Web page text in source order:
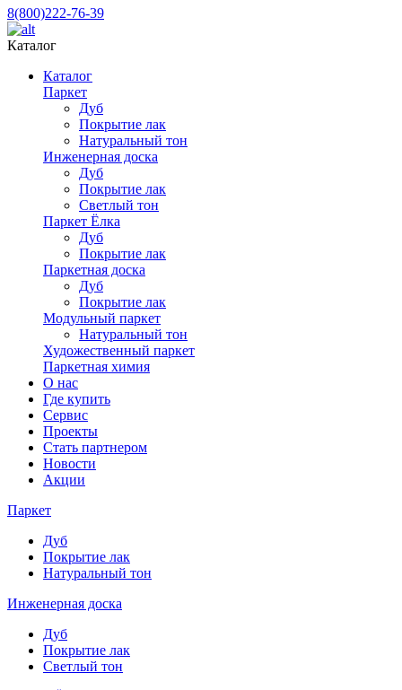
8(800)222-76-39
Каталог
Каталог
Паркет
Дуб
Покрытие лак
Натуральный тон
Инженерная доска
Дуб
Покрытие лак
Светлый тон
Паркет Ёлка
Дуб
Покрытие лак
Паркетная доска
Дуб
Покрытие лак
Модульный паркет
Натуральный тон
Художественный паркет
Паркетная химия
О нас
Где купить
Сервис
Проекты
Стать партнером
Новости
Акции
Паркет
Дуб
Покрытие лак
Натуральный тон
Инженерная доска
Дуб
Покрытие лак
Светлый тон